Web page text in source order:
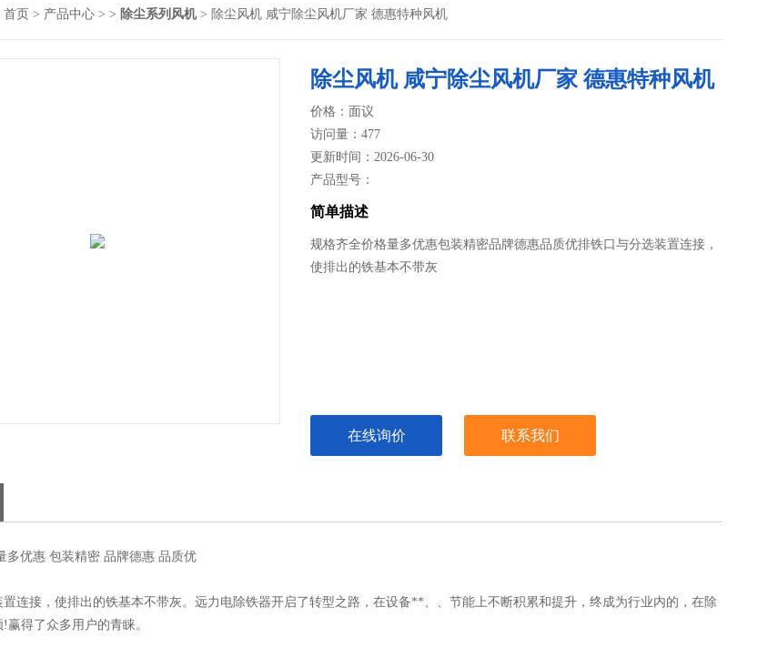
首页 > 产品中心 > > 除尘系列风机> 除尘风机 咸宁除尘风机厂家 德惠特种风机
除尘风机 咸宁除尘风机厂家 德惠特种风机
价格：面议
访问量：477
更新时间：2026-06-30
产品型号：
简单描述
规格齐全价格量多优惠包装精密品牌德惠品质优排铁口与分选装置连接，
使排出的铁基本不带灰
在线询价 联系我们
多优惠 包装精密 品牌德惠 品质优
连接，使排出的铁基本不带灰。远力电除铁器开启了转型之路，在设备**、、节能上不断积累和提升，终成为行业内的，在除
赢得了众多用户的青睐。